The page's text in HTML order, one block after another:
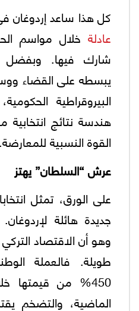
كل هذا ساعد إردوغان
عادلة خلال مواسم
شارك فيها. وبفضل
يبسطه على القضاء
البيروقراطية
هندسة نتائج
القوة النسبية للمعارضة.
عرش “السلطان” يهتز
على الورق، تمثل
جديدة هائلة
وهو أن الاقتصاد
طويلة. فالعملة
450% من قيمتها